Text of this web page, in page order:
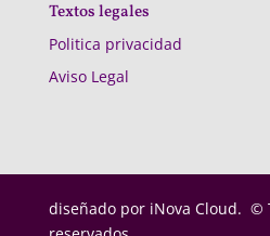
Textos legales
Politica privacidad
Aviso Legal
diseñado por iNova Cloud. ©